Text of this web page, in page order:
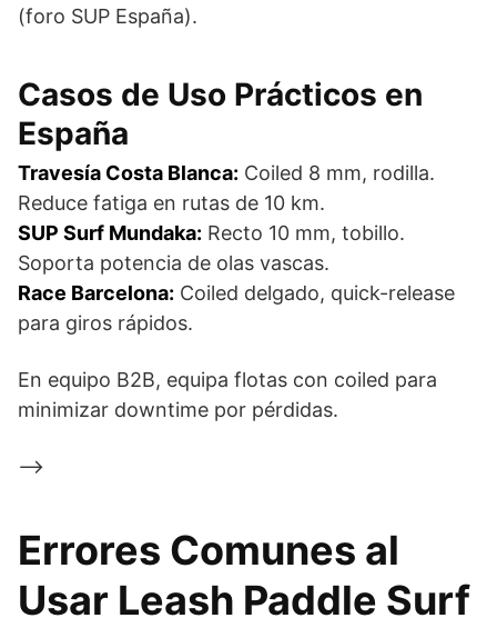
(foro SUP España).
Casos de Uso Prácticos en
España
Travesía Costa Blanca: Coiled 8 mm, rodilla.
Reduce fatiga en rutas de 10 km.
SUP Surf Mundaka: Recto 10 mm, tobillo.
Soporta potencia de olas vascas.
Race Barcelona: Coiled delgado, quick-release
para giros rápidos.
En equipo B2B, equipa flotas con coiled para
minimizar downtime por pérdidas.
–>
Errores Comunes al
Usar Leash Paddle Surf